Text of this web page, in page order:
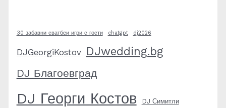
30 забавни сватбеи игри с гости chatgpt dj2026
DJGeorgiKostov DJwedding.bg
DJ Благоевград
DJ Георги Костов DJ Симитли